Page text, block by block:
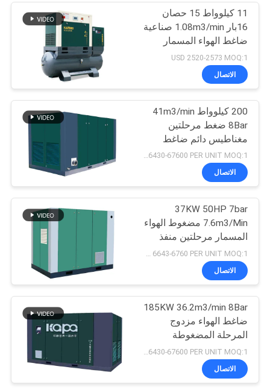
رقابة
جودة
اتصل
بنا
أخبار
خريطة
الموقع
PRIVACY
POLICY
ضاغط هواء ذو ​​سير
14
ضاغط هواء لولبي
76
ضاغط هواء برغي
خالي من الزيت
33
11 كيلوواط 15 حصان
16بار 1.08m3/min صناعية
ضاغط الهواء المسمار
الدوار مع مجفف للقطع
بالليزر
USD 2520-2573 MOQ:1
الاتصال
200 كيلوواط 41m3/min
8Bar ضغط مرحلتين
مغناطيس دائم ضاغط
المسمار
3750*2000*2140
USD 66430-67600 PER UNIT MOQ:1
الاتصال
37KW 50HP 7bar
7.6m3/Min مضغوط الهواء
المسمار مرحلتين منفذ
NPT 1-1/2 "
1500*1150*1510mm
USD 6643-6760 PER UNIT MOQ:1
الاتصال
185KW 36.2m3/min 8Bar
ضاغط الهواء مزدوج
المرحلة المضغوطة
المغناطيس الدائم المتغير
تردد المسمار ضاغط الهواء
الاتصال